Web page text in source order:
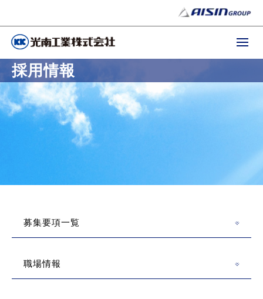
採用情報
募集要項一覧
職場情報